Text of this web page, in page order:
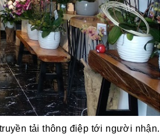
tải thông điệp tới người nhận.